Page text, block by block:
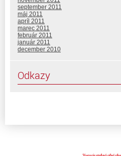
september 2011
máj 2011
apríl 2011
marec 2011
február 2011
január 2011
december 2010
Odkazy